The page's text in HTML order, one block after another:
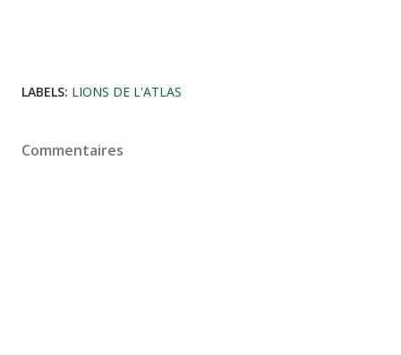
LABELS: LIONS DE L'ATLAS
Commentaires